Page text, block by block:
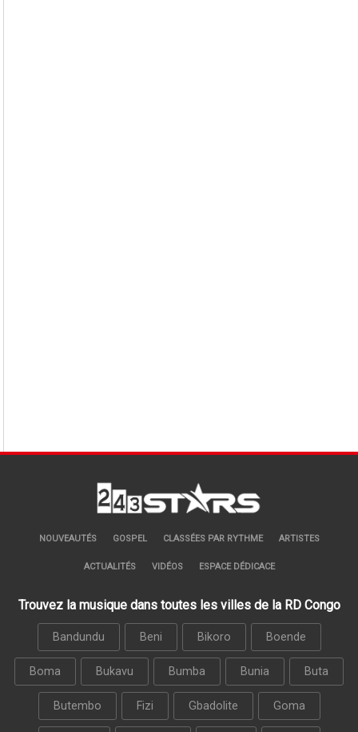
NOUVEAUTÉS GOSPEL CLASSÉES PAR RYTHME ARTISTES
ACTUALITÉS VIDÉOS ESPACE DÉDICACE
Trouvez la musique dans toutes les villes de la RD Congo
Bandundu Beni Bikoro Boende
Boma Bukavu Bumba Bunia Buta
Butembo Fizi Gbadolite Goma